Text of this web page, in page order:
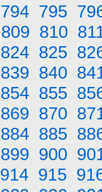
794 795
809 810
824 825
839 840
854 855
869 870
884 885
899 900
914 915